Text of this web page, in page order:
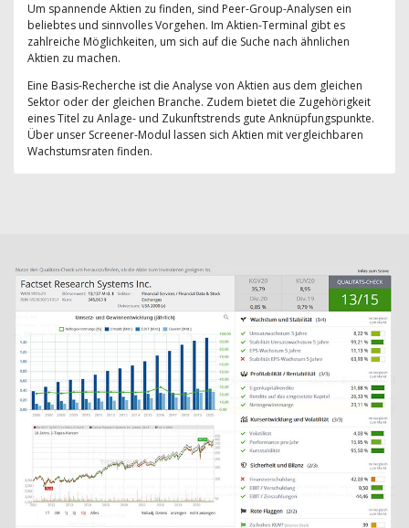
Um spannende Aktien zu finden, sind Peer-Group-Analysen ein
beliebtes und sinnvolles Vorgehen. Im Aktien-Terminal gibt es
zahlreiche Möglichkeiten, um sich auf die Suche nach ähnlichen
Aktien zu machen.
Eine Basis-Recherche ist die Analyse von Aktien aus dem gleichen
Sektor oder der gleichen Branche. Zudem bietet die Zugehörigkeit
eines Titel zu Anlage- und Zukunftstrends gute Anknüpfungspunkte.
Über unser Screener-Modul lassen sich Aktien mit vergleichbaren
Wachstumsraten finden.